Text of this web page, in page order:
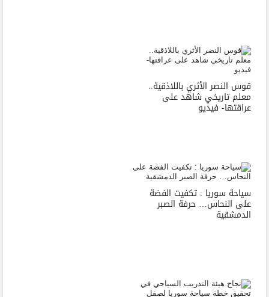
قوس النصر الأثري باللاذقية..
معلم تاريخي شاهد على
عراقتها- فيديو
سياحة سوريا : تكفيت الفضة
على النحاس… حرفة الصبر
الدمشقية